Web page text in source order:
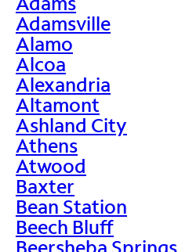
Adamsville
Alamo
Alcoa
Alexandria
Altamont
Ashland City
Athens
Atwood
Baxter
Bean Station
Beech Bluff
Beersheba Springs